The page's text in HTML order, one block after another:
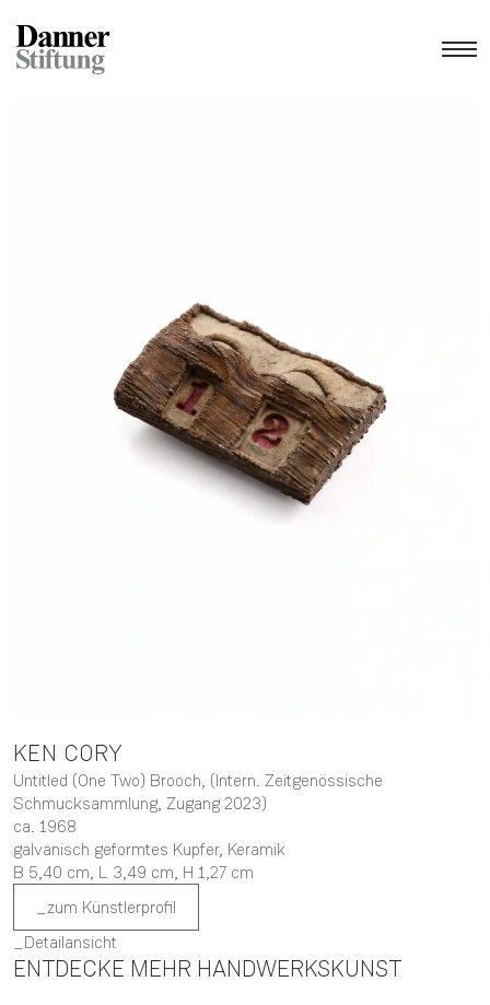
KEN CORY
Untitled (One Two) Brooch, (Intern. Zeitgenössische
Schmucksammlung, Zugang 2023)
ca. 1968
galvanisch geformtes Kupfer, Keramik
B 5,40 cm, L 3,49 cm, H 1,27 cm
zum Künstlerprofil
Detailansicht
ENTDECKE MEHR HANDWERKSKUNST